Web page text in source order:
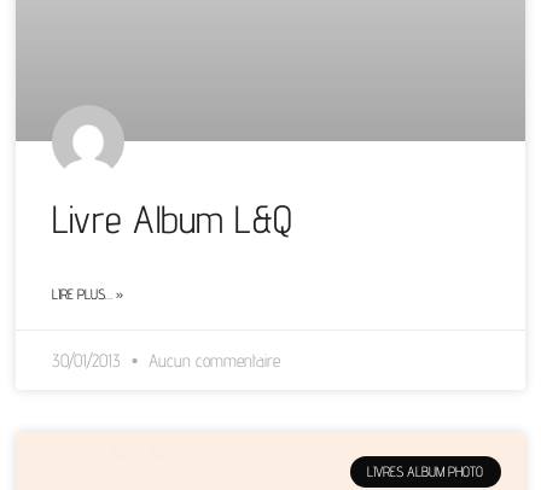
Livre Album L&Q
LIRE PLUS… »
30/01/2013 Aucun commentaire
LIVRES ALBUM PHOTO